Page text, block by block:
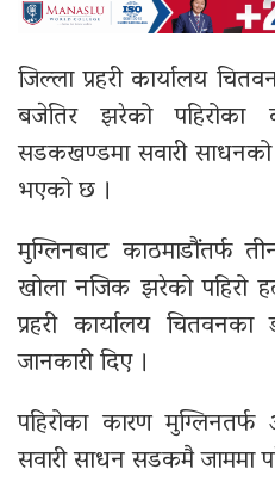
जिल्ला प्रहरी कार्यालय
बजेतिर झरेको पहिरोका
सडकखण्डमा सवारी
भएको छ ।
मुग्लिनबाट काठमाडौंतर्फ
खोला नजिक झरेको पहिरो
प्रहरी कार्यालय
जानकारी दिए ।
पहिरोका कारण
सवारी साधन सडकमै जाममा